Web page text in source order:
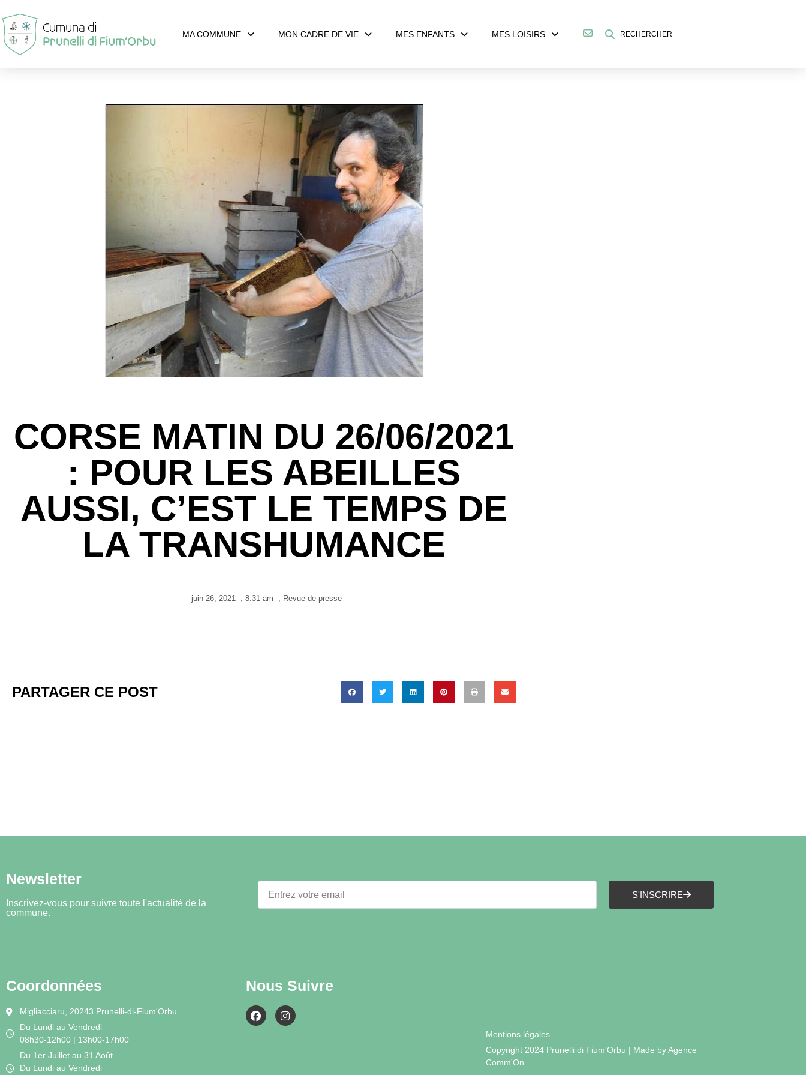
MA COMMUNE MON CADRE DE VIE MES ENFANTS MES LOISIRS RECHERCHER
CORSE MATIN DU 26/06/2021
: POUR LES ABEILLES
AUSSI, C’EST LE TEMPS DE
LA TRANSHUMANCE
juin 26, 2021 , 8:31 am , Revue de presse
PARTAGER CE POST
Newsletter
Inscrivez-vous pour suivre toute l'actualité de la
commune.
S'INSCRIRE
Coordonnées
Migliacciaru, 20243 Prunelli-di-Fium'Orbu
Du Lundi au Vendredi
08h30-12h00 | 13h00-17h00
Du 1er Juillet au 31 Août
Du Lundi au Vendredi
Nous Suivre
Mentions légales
Copyright 2024 Prunelli di Fium'Orbu | Made by Agence
Comm'On